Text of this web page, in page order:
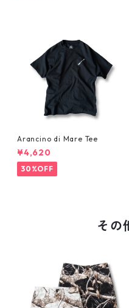
Arancino di Mare Tee
¥4,620
30%OFF
その